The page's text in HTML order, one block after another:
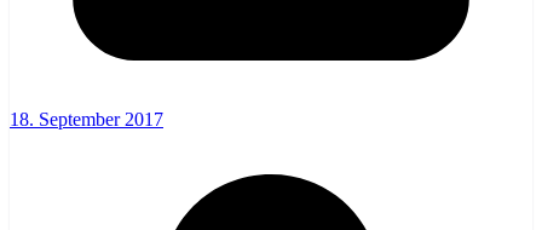
18. September 2017